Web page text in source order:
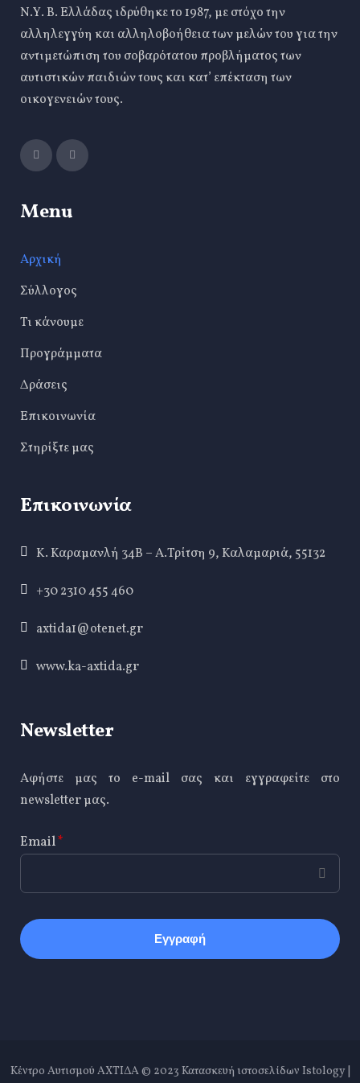
Ν.Υ. Β. Ελλάδας ιδρύθηκε το 1987, με στόχο την
αλληλεγγύη και αλληλοβοήθεια των μελών του για την
αντιμετώπιση του σοβαρότατου προβλήματος των
αυτιστικών παιδιών τους και κατ’ επέκταση των
οικογενειών τους.
Menu
Αρχική
Σύλλογος
Τι κάνουμε
Προγράμματα
Δράσεις
Επικοινωνία
Στηρίξτε μας
Επικοινωνία
Κ. Καραμανλή 34Β – Α.Τρίτση 9, Καλαμαριά, 55132
+30 2310 455 460
axtida1@otenet.gr
www.ka-axtida.gr
Newsletter
Αφήστε μας το e-mail σας και εγγραφείτε στο
newsletter μας.
Email*
CAPTCHA
This
question is
visitor and
Κέντρο Αυτισμού ΑΧΤΙΔΑ © 2023 Κατασκευή ιστοσελίδων Istology |